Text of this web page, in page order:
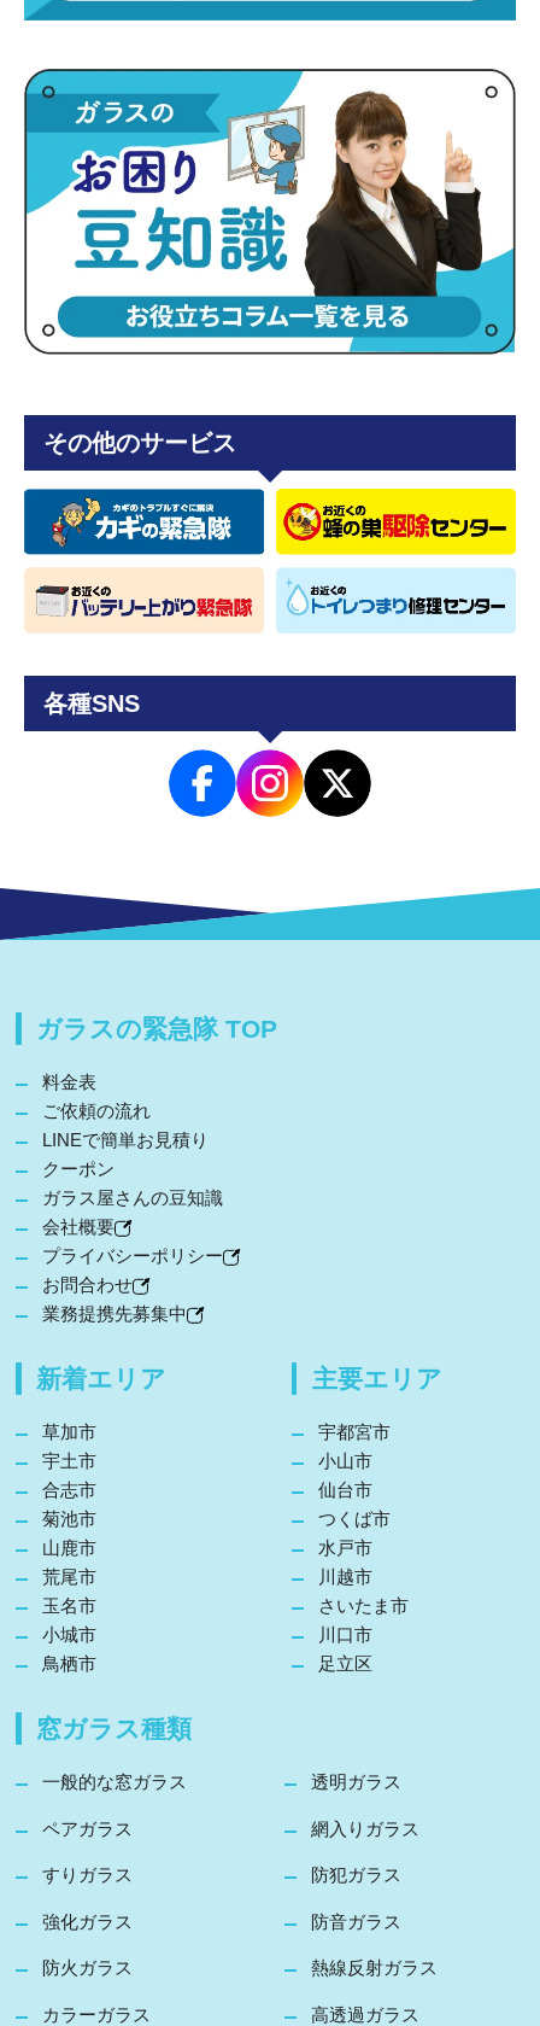
その他のサービス
各種SNS
ガラスの緊急隊 TOP
料金表
ご依頼の流れ
LINEで簡単お見積り
クーポン
ガラス屋さんの豆知識
会社概要
プライバシーポリシー
お問合わせ
業務提携先募集中
新着エリア
草加市
宇土市
合志市
菊池市
山鹿市
荒尾市
玉名市
小城市
鳥栖市
主要エリア
宇都宮市
小山市
仙台市
つくば市
水戸市
川越市
さいたま市
川口市
足立区
窓ガラス種類
一般的な窓ガラス 透明ガラス
ペアガラス 網入りガラス
すりガラス 防犯ガラス
強化ガラス 防音ガラス
防火ガラス 熱線反射ガラス
カラーガラス 高透過ガラス